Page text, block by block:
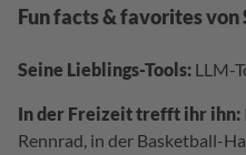
Fun facts & favorites von
Seine Lieblings-Tools: LLM-
In der Freizeit trefft ihr ihn:
Rennrad, in der Basketball-